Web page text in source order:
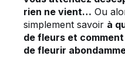
rien ne vient… Ou
simplement savoir à
de fleurs et
de fleurir